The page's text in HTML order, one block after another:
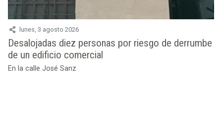
lunes, 3 agosto 2026
Desalojadas diez personas por riesgo de derrumbe
de un edificio comercial
En la calle José Sanz